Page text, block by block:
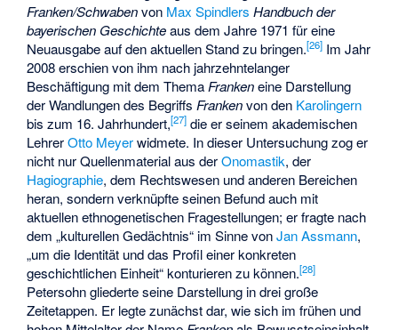
Franken/Schwabenvon Max Spindlers Handbuch der
bayerischen Geschichteaus dem Jahre 1971 für eine
Neuausgabe auf den aktuellen Stand zu bringen.[26] Im Jahr
2008 erschien von ihm nach jahrzehntelanger
Beschäftigung mit dem Thema Frankeneine Darstellung
der Wandlungen des Begriffs Frankenvon den Karolingern
bis zum 16. Jahrhundert,[27] die er seinem akademischen
LehrerOtto Meyerwidmete. In dieser Untersuchung zog er
nicht nur Quellenmaterial aus derOnomastik, der
Hagiographie, dem Rechtswesen und anderen Bereichen
heran, sondern verknüpfte seinen Befund auch mit
aktuellen ethnogenetischen Fragestellungen; er fragte nach
dem „kulturellen Gedächtnis“ im Sinne vonJan Assmann,
„um die Identität und das Profil einer konkreten
geschichtlichen Einheit“ konturieren zu können.[28]
Petersohn gliederte seine Darstellung in drei große
Zeitetappen. Er legte zunächst dar, wie sich im frühen und